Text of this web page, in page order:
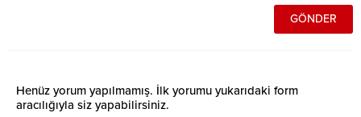
Henüz yorum yapılmamış. İlk yorumu yukarıdaki form
aracılığıyla siz yapabilirsiniz.